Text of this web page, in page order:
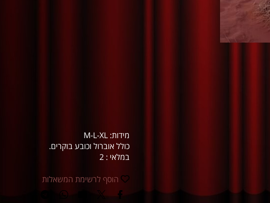
מידות: M-L-XL
כולל אוברול וכובע בוקרים.
במלאי : 2
הוסף לרשימת המשאלות